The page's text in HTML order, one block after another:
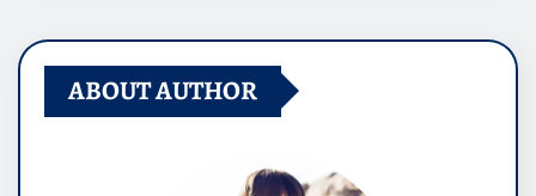
ABOUT AUTHOR